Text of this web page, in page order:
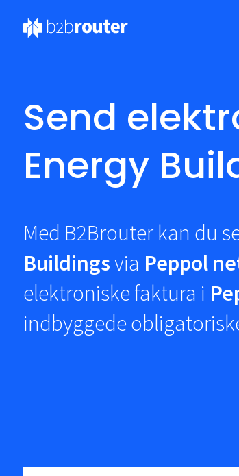
Send
Energy
Med B2Brouter kan du
Buildingsvia Peppol
elektroniske faktura i
indbyggede